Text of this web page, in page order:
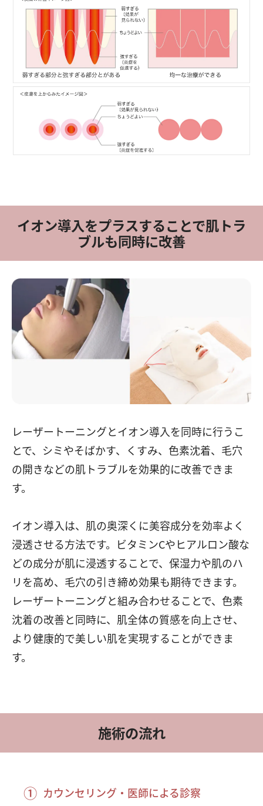
イオン導入をプラスすることで肌トラ
ブルも同時に改善
レーザートーニングとイオン導入を同時に行うこ
とで、シミやそばかす、くすみ、色素沈着、毛穴
の開きなどの肌トラブルを効果的に改善できま
す。
イオン導入は、肌の奥深くに美容成分を効率よく
浸透させる方法です。ビタミンCやヒアルロン酸な
どの成分が肌に浸透することで、保湿力や肌のハ
リを高め、毛穴の引き締め効果も期待できます。
レーザートーニングと組み合わせることで、色素
沈着の改善と同時に、肌全体の質感を向上させ、
より健康的で美しい肌を実現することができま
す。
施術の流れ
① カウンセリング・医師による診察